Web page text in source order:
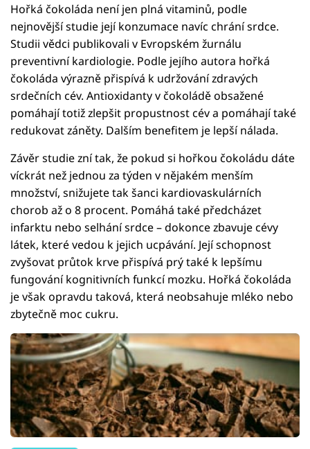
Hořká čokoláda není jen plná vitaminů, podle
nejnovější studie její konzumace navíc chrání srdce.
Studii vědci publikovali v Evropském žurnálu
preventivní kardiologie. Podle jejího autora hořká
čokoláda výrazně přispívá k udržování zdravých
srdečních cév. Antioxidanty v čokoládě obsažené
pomáhají totiž zlepšit propustnost cév a pomáhají také
redukovat záněty. Dalším benefitem je lepší nálada.
Závěr studie zní tak, že pokud si hořkou čokoládu dáte
víckrát než jednou za týden v nějakém menším
množství, snižujete tak šanci kardiovaskulárních
chorob až o 8 procent. Pomáhá také předcházet
infarktu nebo selhání srdce – dokonce zbavuje cévy
látek, které vedou k jejich ucpávání. Její schopnost
zvyšovat průtok krve přispívá prý také k lepšímu
fungování kognitivních funkcí mozku. Hořká čokoláda
je však opravdu taková, která neobsahuje mléko nebo
zbytečně moc cukru.